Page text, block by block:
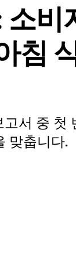
비
침
서 중 첫
맞춥니다.